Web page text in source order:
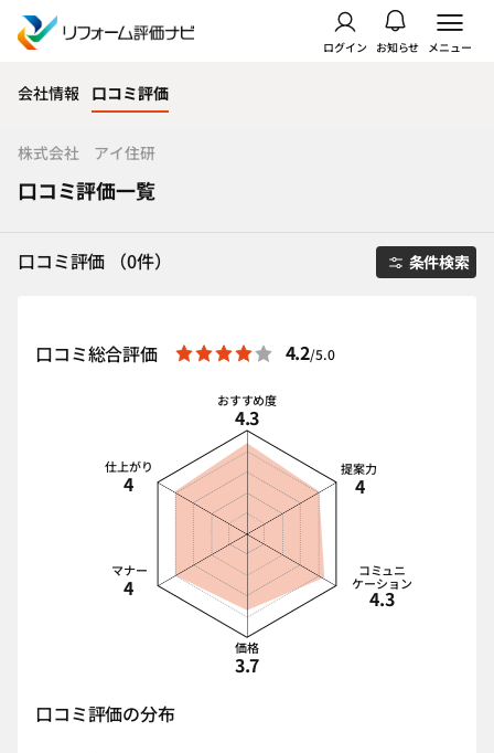
ログイン お知らせ メニュー
会社情報 口コミ評価
株式会社 アイ住研
口コミ評価一覧
口コミ評価 （0件） 条件検索
口コミ総合評価 4.2/5.0
おすすめ度
4.3
提案力
4
コミュニ
ケーション
4.3
価格
3.7
マナー
4
仕上がり
4
口コミ評価の分布